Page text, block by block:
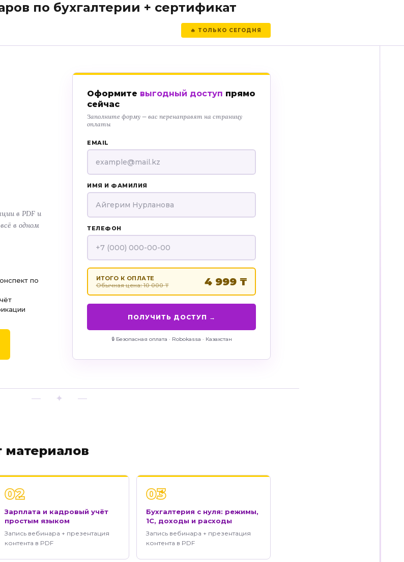
по бухгалтерии + сертификат
🔥 ТОЛЬКО СЕГОДНЯ
в PDF и
в одном
по
Оформите выгодный доступ прямо
сейчас
Заполните форму — вас перенаправят на страницу
оплаты
EMAIL
ИМЯ И ФАМИЛИЯ
ТЕЛЕФОН
ИТОГО К ОПЛАТЕ
Обычная цена: 10 000 ₸
4 999 ₸
ПОЛУЧИТЬ ДОСТУП →
🔒 Безопасная оплата · Robokassa · Казахстан
— ✦ —
02
Зарплата и кадровый учёт
простым языком
Запись вебинара + презентация
контента в PDF
03
Бухгалтерия с нуля: режимы,
1С, доходы и расходы
Запись вебинара + презентация
контента в PDF